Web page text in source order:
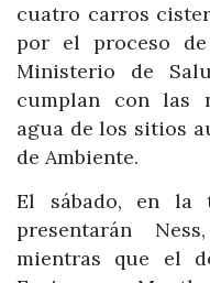
cuatro carros
por el proceso
Ministerio de
cumplan con las
agua de los sitios
de Ambiente.
El sábado, en la
presentarán
mientras que el